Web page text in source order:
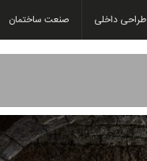
طراحی داخلی صنعت ساختمان